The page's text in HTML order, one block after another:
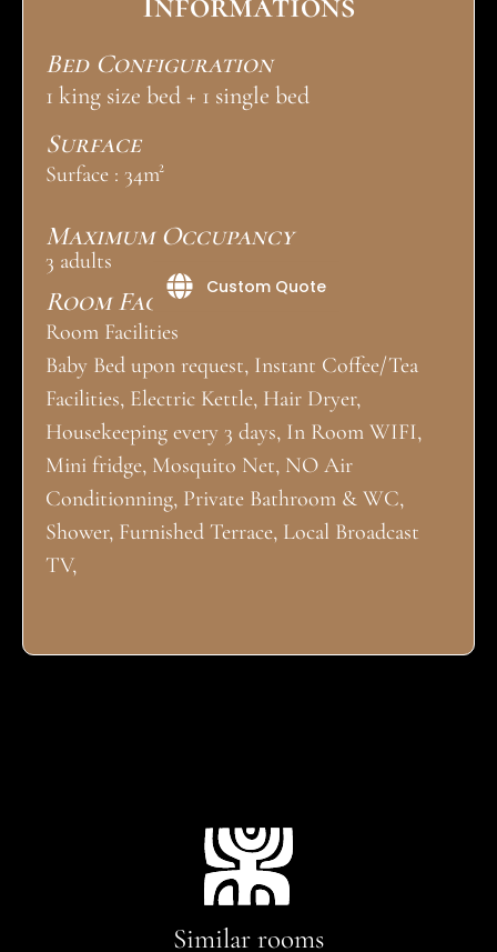
Bed Configuration
1 king size bed + 1 single bed
Surface
Surface : 34m²
Maximum Occupancy
3 adults
Room Facilities
Room Facilities
Baby Bed upon request, Instant Coffee/Tea
Facilities, Electric Kettle, Hair Dryer,
Housekeeping every 3 days, In Room WIFI,
Mini fridge, Mosquito Net, NO Air
Conditionning, Private Bathroom & WC,
Shower, Furnished Terrace, Local Broadcast
TV,
Similar rooms
Custom Quote